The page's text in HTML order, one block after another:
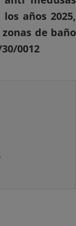
años 2025,
zonas de baño
0012